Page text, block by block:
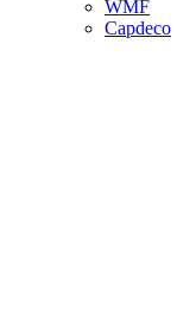
WMF
Capdeco